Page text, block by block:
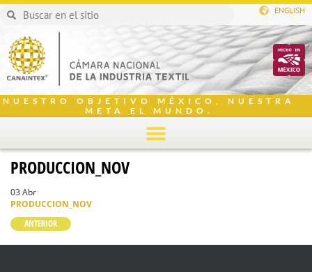
ENGLISH
NUESTRO OBJETIVO MÉXICO, NUESTRA
META EL MUNDO.
PRODUCCION_NOV
03 Abr
PRODUCCION_NOV
ANTERIOR